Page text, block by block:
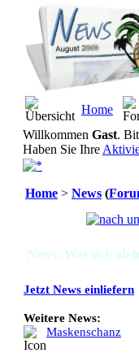
Home
Willkommen Gast.
Haben Sie Ihre
Home > News (
News: Was sich ab
Jetzt News einliefern
Weitere News:
Maskenschanz